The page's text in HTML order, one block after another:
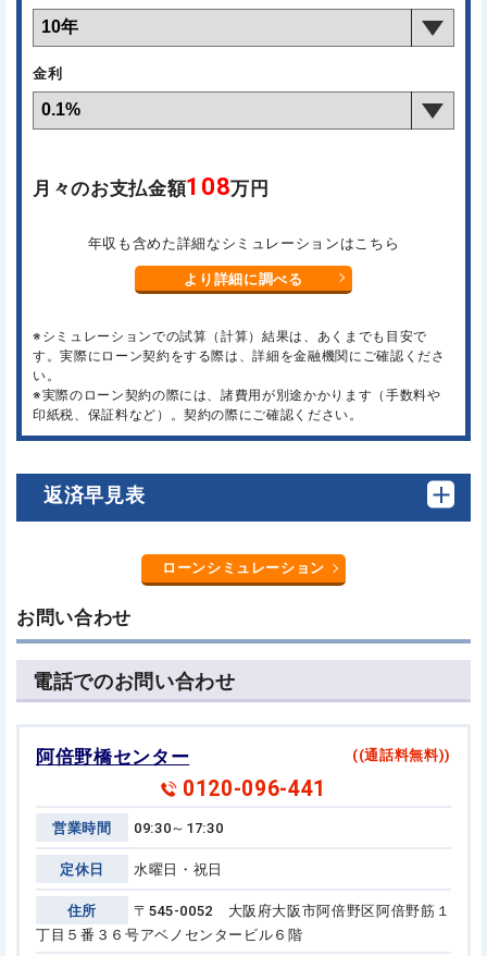
金利
月々のお支払金額108万円
年収も含めた詳細なシミュレーションはこちら
より詳細に調べる
※シミュレーションでの試算（計算）結果は、あくまでも目安で
す。実際にローン契約をする際は、詳細を金融機関にご確認くださ
い。
※実際のローン契約の際には、諸費用が別途かかります（手数料や
印紙税、保証料など）。契約の際にご確認ください。
返済早見表
ローンシミュレーション
お問い合わせ
電話でのお問い合わせ
阿倍野橋センター ((通話料無料))
0120-096-441
営業時間 09:30～17:30
定休日 水曜日・祝日
住所
〒545-0052 大阪府大阪市阿倍野区阿倍野筋１
丁目５番３６号アベノセンタービル６階